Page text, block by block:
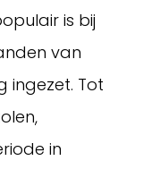
is bij
van
ingezet. Tot
in